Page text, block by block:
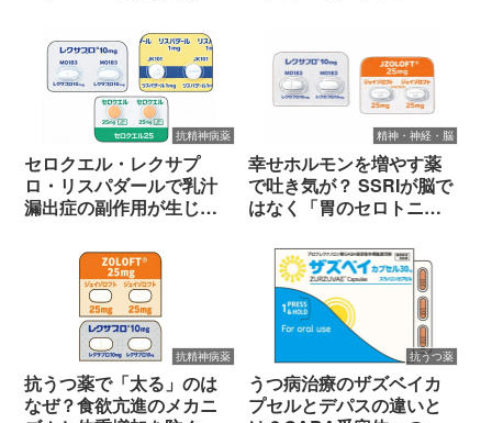
抗精神病薬
セロクエル・レクサプ
ロ・リスパダールで乳汁
漏出症の副作用が生じる
精神・神経・脳
幸せホルモンを増やす薬
で吐き気が？ SSRIが脳で
はなく「胃のセロトニ
抗精神病薬
抗うつ薬で「太る」のは
なぜ？食欲亢進のメカニ
抗うつ薬
うつ病治療のザズベイカ
プセルとデパスの違いと